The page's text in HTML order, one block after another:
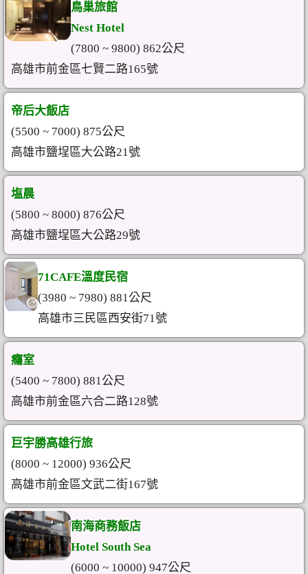
鳥巢旅館
Nest Hotel
(7800 ~ 9800) 862公尺
高雄市前金區七賢二路165號
帝后大飯店
(5500 ~ 7000) 875公尺
高雄市鹽埕區大公路21號
塩晨
(5800 ~ 8000) 876公尺
高雄市鹽埕區大公路29號
71CAFE溫度民宿
(3980 ~ 7980) 881公尺
高雄市三民區西安街71號
癮室
(5400 ~ 7800) 881公尺
高雄市前金區六合二路128號
巨宇勝高雄行旅
(8000 ~ 12000) 936公尺
高雄市前金區文武二街167號
南海商務飯店
Hotel South Sea
(6000 ~ 10000) 947公尺